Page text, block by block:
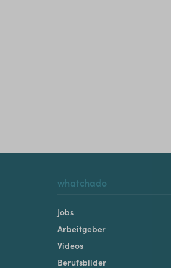
whatchado
Jobs
Arbeitgeber
Videos
Berufsbilder